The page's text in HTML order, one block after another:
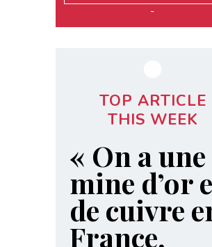
-
TOP ARTICLE
THIS WEEK
« On a une
mine d’or
de cuivre
France,